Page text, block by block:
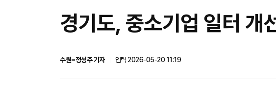
경기도, 중소기업 일터 개
수원=정성주 기자
입력 2026-05-20 11:19